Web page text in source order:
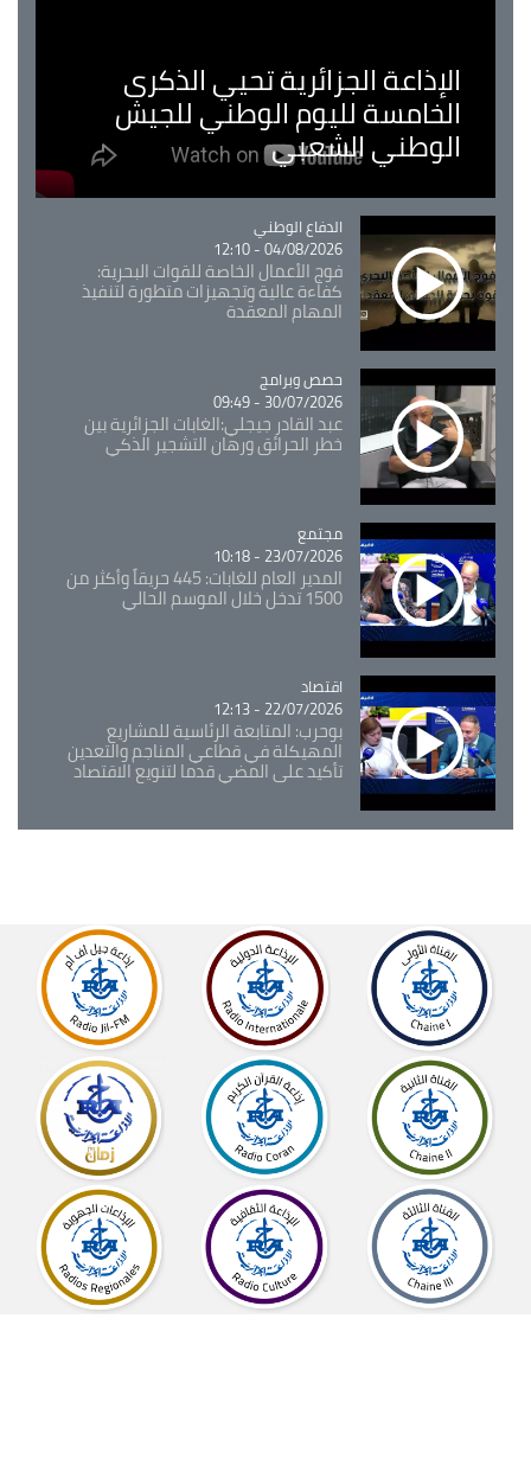
الإذاعة الجزائرية تحيي الذكرى
الخامسة لليوم الوطني للجيش
الوطني الشعبي
Catégorie
الدفاع الوطني
04/08/2026 - 12:10
فوج الأعمال الخاصة للقوات البحرية:
كفاءة عالية وتجهيزات متطورة لتنفيذ
المهام المعقدة
Catégorie
حصص وبرامج
30/07/2026 - 09:49
عبد القادر جيجلي:الغابات الجزائرية بين
خطر الحرائق ورهان التشجير الذكي
Catégorie
مجتمع
23/07/2026 - 10:18
المدير العام للغابات: 445 حريقاً وأكثر من
1500 تدخل خلال الموسم الحالي
Catégorie
اقتصاد
22/07/2026 - 12:13
بوحرب: المتابعة الرئاسية للمشاريع
المهيكلة في قطاعي المناجم والتعدين
تأكيد على المضي قدما لتنويع الاقتصاد